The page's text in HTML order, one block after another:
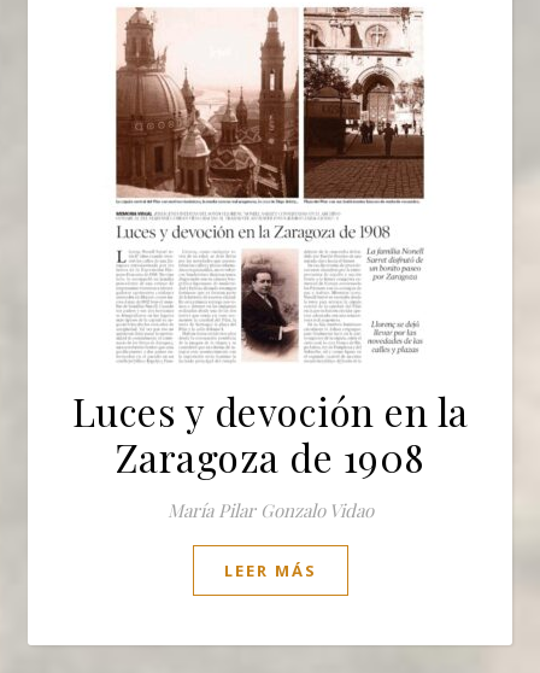
Luces y devoción en la
Zaragoza de 1908
María Pilar Gonzalo Vidao
LEER MÁS